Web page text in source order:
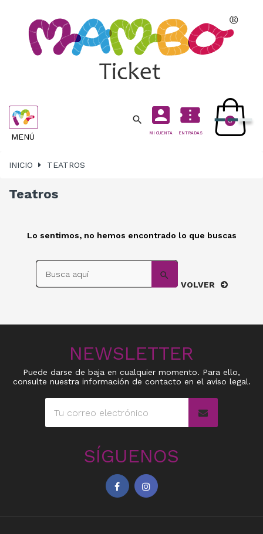
Navegación
de
MENÚ
 account_box
MI CUENTA
confirmation_number
ENTRADAS
0
INICIO TEATROS
Teatros
Lo sentimos, no hemos encontrado lo que buscas

VOLVER
NEWSLETTER
Puede darse de baja en cualquier momento. Para ello,
consulte nuestra información de contacto en el aviso legal.
SÍGUENOS